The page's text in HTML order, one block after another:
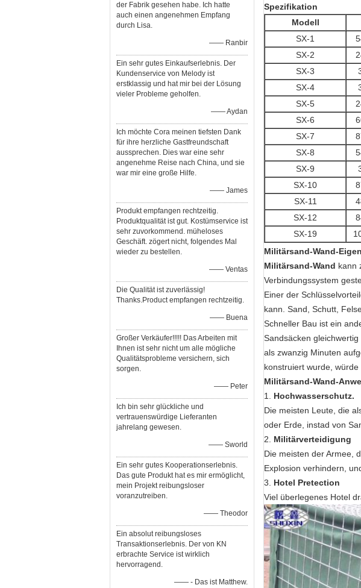
der Fabrik gesehen habe. Ich hatte
auch einen angenehmen Empfang
durch Lisa.
—— Ranbir
Ein sehr gutes Einkaufserlebnis. Der
Kundenservice von Melody ist
erstklassig und hat mir bei der Lösung
vieler Probleme geholfen.
—— Aydan
Ich möchte Cora meinen tiefsten Dank
für ihre herzliche Gastfreundschaft
aussprechen. Dies war eine sehr
angenehme Reise nach China, und sie
war mir eine große Hilfe.
—— James
Produkt empfangen rechtzeitig.
Produktqualität ist gut. Kostümservice ist
sehr zuvorkommend. müheloses
Geschäft. zögert nicht, folgendes Mal
wieder zu bestellen.
—— Ventas
Die Qualität ist zuverlässig!
Thanks.Product empfangen rechtzeitig.
—— Buena
Großer Verkäufer!!!!! Das Arbeiten mit
Ihnen ist sehr nicht um alle mögliche
Qualitätsprobleme versichern, sich
sorgen.
—— Peter
Ich bin sehr glückliche und
vertrauenswürdige Lieferanten
jahrelang gewesen.
—— Sworld
Ein sehr gutes Kooperationserlebnis.
Das gute Produkt hat es mir ermöglicht,
mein Projekt reibungsloser
voranzutreiben.
—— Theodor
Ein absolut reibungsloses
Transaktionserlebnis. Der von KN
erbrachte Service ist wirklich
hervorragend.
—— - Das ist Matthew.
Spezifikation
Modell
SX-1
SX-2
SX-3
SX-4
SX-5
SX-6
SX-7
SX-8
SX-9
SX-10
SX-11
SX-12
SX-19
Militärsand-Wand-
Militärsand-Wand kann
Verbindungssystem
Einer der
kann. Sand, Schutt,
Schneller Bau ist ein
Sandsäcken
als zwanzig Minuten
konstruiert wurde,
Militärsand-Wand-
1. Hochwasserschutz.
Die meisten Leute, die
oder Erde, instad von
2. Militärverteidigung
Die meisten der Armee,
Explosion verhindern,
3. Hotel Pretection
Viel überlegenes Hotel